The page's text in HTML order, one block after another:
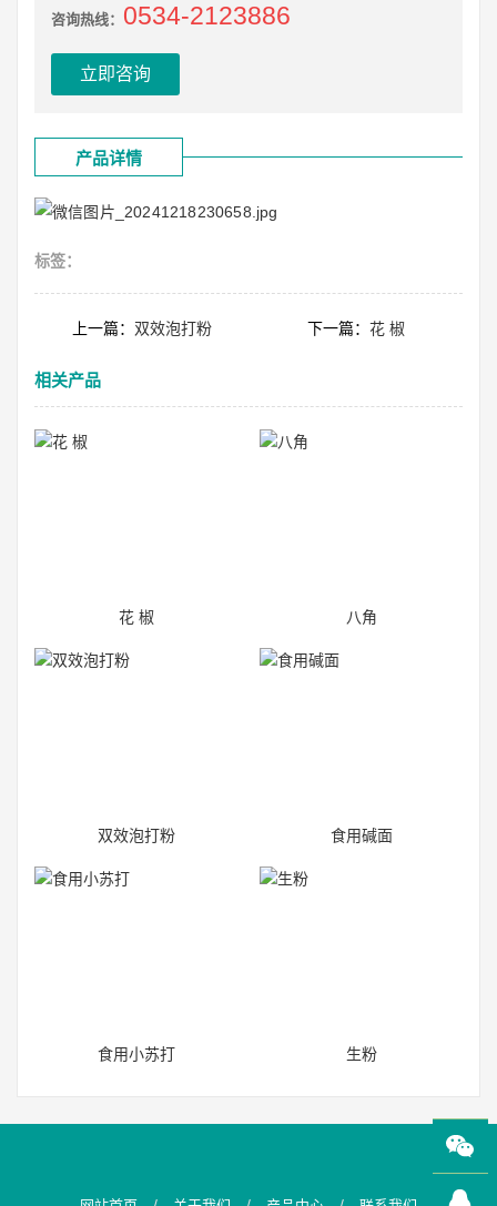
咨询热线： 0534-2123886
立即咨询
产品详情
标签：
上一篇： 双效泡打粉 下一篇： 花 椒
相关产品
花 椒 八角
双效泡打粉 食用碱面
食用小苏打 生粉